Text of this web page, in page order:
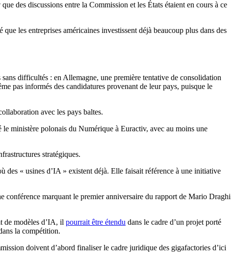
des discussions entre la Commission et les États étaient en cours à ce
les entreprises américaines investissent déjà beaucoup plus dans des
difficultés : en Allemagne, une première tentative de consolidation
pas informés des candidatures provenant de leur pays, puisque le
avec les pays baltes.
le ministère polonais du Numérique à Euractiv, avec au moins une
stratégiques.
des « usines d’IA » existent déjà. Elle faisait référence à une initiative
conférence marquant le premier anniversaire du rapport de Mario Draghi
de modèles d’IA, il pourrait être étendu dans le cadre d’un projet porté
la compétition.
doivent d’abord finaliser le cadre juridique des gigafactories d’ici